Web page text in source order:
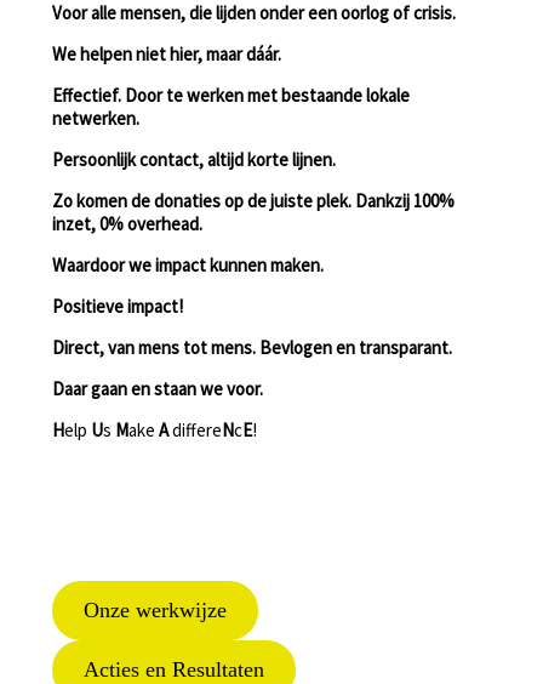
Voor alle mensen, die lijden onder een oorlog of crisis.
We helpen niet hier, maar dáár.
Effectief. Door te werken met bestaande lokale
netwerken.
Persoonlijk contact, altijd korte lijnen.
Zo komen de donaties op de juiste plek. Dankzij 100%
inzet, 0% overhead.
Waardoor we impact kunnen maken.
Positieve impact!
Direct, van mens tot mens. Bevlogen en transparant.
Daar gaan en staan we voor.
Help Us Make AdiffereNcE!
Onze werkwijze
Acties en Resultaten